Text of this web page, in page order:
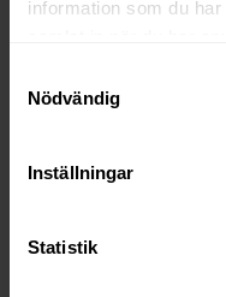
information som du
Nödvändig
Inställningar
Statistik